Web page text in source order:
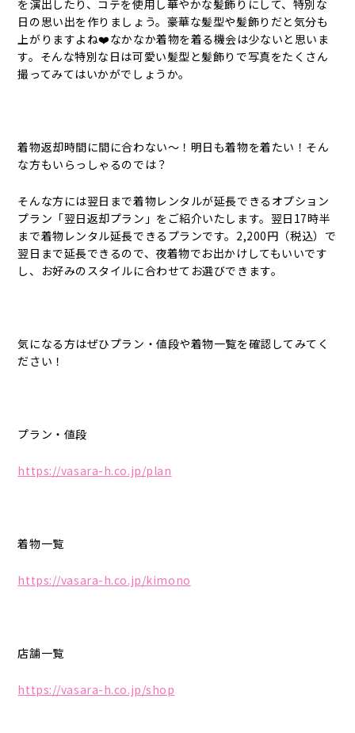
を演出したり、コテを使用し華やかな髪飾りにして、特別な
日の思い出を作りましょう。豪華な髪型や髪飾りだと気分も
上がりますよね❤️なかなか着物を着る機会は少ないと思いま
す。そんな特別な日は可愛い髪型と髪飾りで写真をたくさん
撮ってみてはいかがでしょうか。
着物返却時間に間に合わない〜！明日も着物を着たい！そん
な方もいらっしゃるのでは？
そんな方には翌日まで着物レンタルが延長できるオプション
プラン「翌日返却プラン」をご紹介いたします。翌日17時半
まで着物レンタル延長できるプランです。2,200円（税込）で
翌日まで延長できるので、夜着物でお出かけしてもいいです
し、お好みのスタイルに合わせてお選びできます。
気になる方はぜひプラン・値段や着物一覧を確認してみてく
ださい！
プラン・値段
https://vasara-h.co.jp/plan
着物一覧
https://vasara-h.co.jp/kimono
店舗一覧
https://vasara-h.co.jp/shop